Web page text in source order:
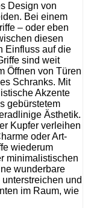
Design von
Bei einem
– oder eben
diesen
Einfluss auf die
sind weit
Öffnen von Türen
Schranks. Mit
Akzente
gebürstetem
Ästhetik.
Kupfer verleihen
oder Art-
wiederum
minimalistischen
wunderbare
und
im Raum, wie